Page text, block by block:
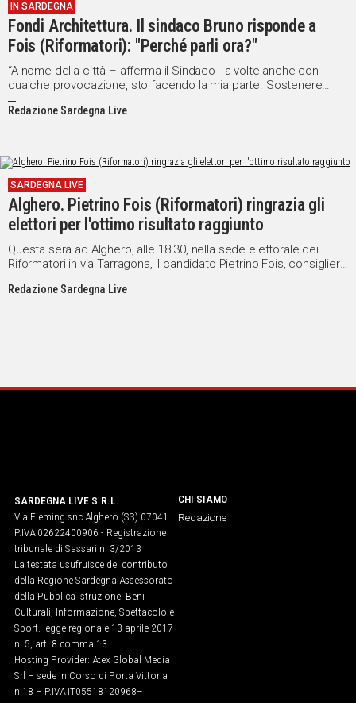
IN SARDEGNA
Fondi Architettura. Il sindaco Bruno risponde a
Fois (Riformatori): "Perché parli ora?"
“A nome della città – afferma il Sindaco - a volte anche con
qualche provocazione, sto facendo la mia parte. Sostenere
Architettura ad Alghero, come ho sempre fatto negli ultimi undici
anni"
Redazione Sardegna Live
SARDEGNA LIVE
Alghero. Pietrino Fois (Riformatori) ringrazia gli
elettori per l'ottimo risultato raggiunto
Questa sera ad Alghero, alle 18.30, nella sede elettorale dei
Riformatori in via Tarragona, il candidato Pietrino Fois, consigliere
regionale uscente, incontrerà gli elettori per un momento di
ringraziamento e per un aggiornamento sui risultati elettorali
Redazione Sardegna Live
SARDEGNA LIVE S.R.L.
Via Fleming snc Alghero (SS) 07041
P.IVA 02622400906 - Registrazione
tribunale di Sassari n. 3/2013
La testata usufruisce del contributo
della Regione Sardegna Assessorato
della Pubblica Istruzione, Beni
Culturali, Informazione, Spettacolo e
Sport. legge regionale 13 aprile 2017
n. 5, art. 8 comma 13
Hosting Provider: Atex Global Media
Srl – sede in Corso di Porta Vittoria
n.18 – P.IVA IT05518120968​–
CHI SIAMO
Redazione